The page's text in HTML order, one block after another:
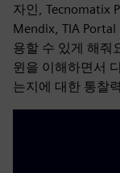
자인, Tecnomatix
Mendix, TIA
용할 수 있게 해줘
윈을 이해하면서
는지에 대한 통찰